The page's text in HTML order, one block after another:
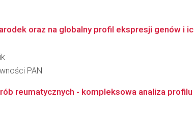
oraz na globalny profil ekspresji genów i
PAN
reumatycznych - kompleksowa analiza